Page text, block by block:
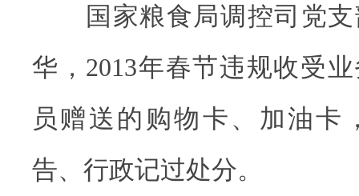
国家粮食局调控司党支
华，2013年春节违规收受
员赠送的购物卡、加油卡
告、行政记过处分。